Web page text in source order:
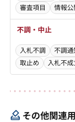
審査項目
情報
不調・中止
入札不調 不調
取止め
入札不
その他関連